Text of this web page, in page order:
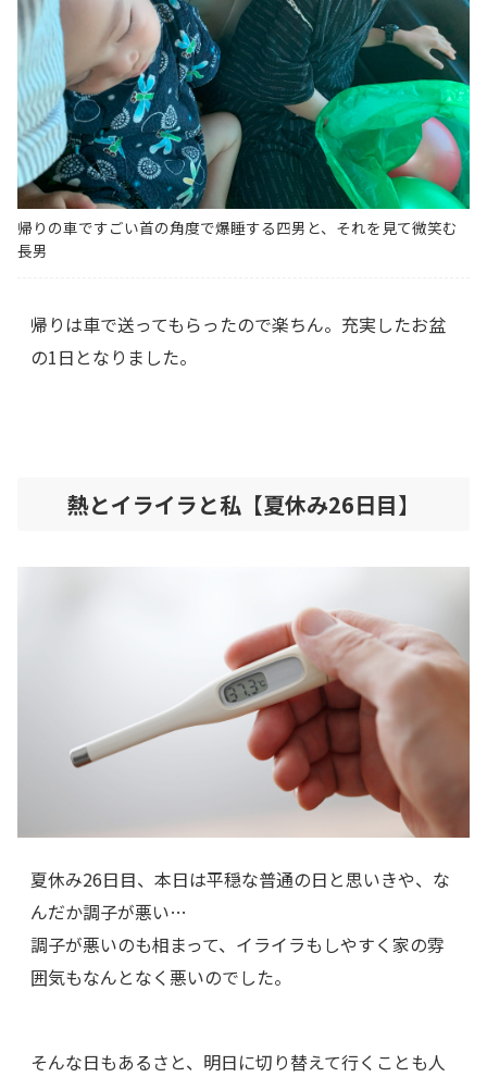
帰りの車ですごい首の角度で爆睡する四男と、それを見て微笑む
長男
帰りは車で送ってもらったので楽ちん。充実したお盆
の1日となりました。
熱とイライラと私【夏休み26日目】
夏休み26日目、本日は平穏な普通の日と思いきや、な
んだか調子が悪い…
調子が悪いのも相まって、イライラもしやすく家の雰
囲気もなんとなく悪いのでした。
そんな日もあるさと、明日に切り替えて行くことも人